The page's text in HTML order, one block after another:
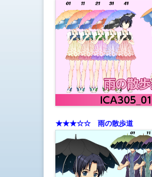
★★★☆☆ 雨の散歩道